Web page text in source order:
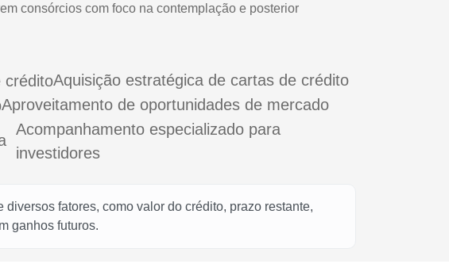
consórcios com foco na contemplação e posterior
Aquisição estratégica de cartas de crédito
Aproveitamento de oportunidades de mercado
Acompanhamento especializado para
investidores
fatores, como valor do crédito, prazo restante,
ganhos futuros.